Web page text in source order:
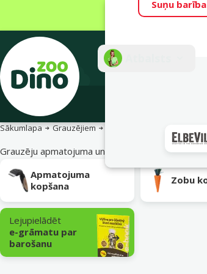
Suņu barība
Sākumlapa Grauzējiem
Grauzēju apmatojuma un nagu kopšana
Apakškategorija
Apmatojuma
kopšana
Zobu
Lejupielādēt
e-grāmatu par
barošanu